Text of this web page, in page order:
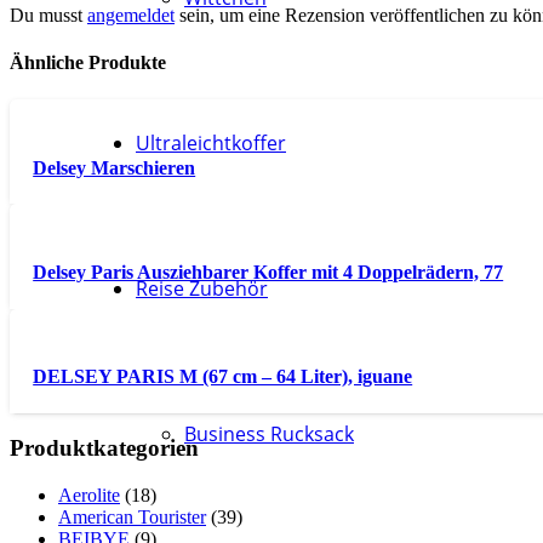
Ultraleichtkoffer
Reise Zubehör
Business Rucksack
Du musst angemeldet sein, um eine Rezension veröffentlichen zu
Ähnliche Produkte
Delsey Marschieren
Delsey Paris Ausziehbarer Koffer mit 4 Doppelrädern, 77
DELSEY PARIS M (67 cm – 64 Liter), iguane
Produktkategorien
Aerolite (18)
American Tourister (39)
BEIBYE (9)